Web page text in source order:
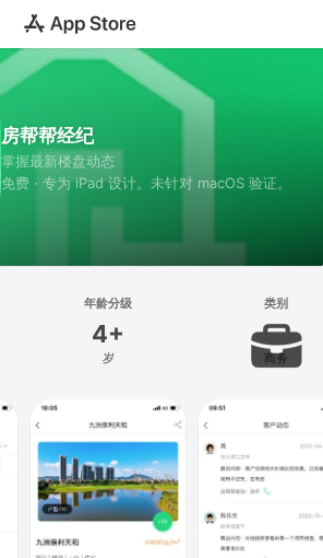
房帮帮经纪
掌握最新楼盘动态
免费 · 专为 iPad 设计。未针对 macOS 验证。
年龄分级
4+
岁
类别
商务